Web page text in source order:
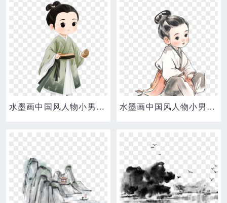
水墨画中国风人物小男孩免抠元素 水墨画中国风人物小男孩免抠元素